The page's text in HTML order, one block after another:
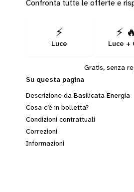
Confronta tutte le offerte e
⚡
Luce
⚡
Luce +
Gratis, senza
Su questa pagina
Descrizione da Basilicata Energia
Cosa c’è in bolletta?
Condizioni contrattuali
Correzioni
Informazioni